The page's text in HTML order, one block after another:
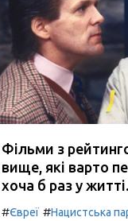
Фільми з
вище, які варто
хоча б раз у житті.
#Євреї #Нацистська